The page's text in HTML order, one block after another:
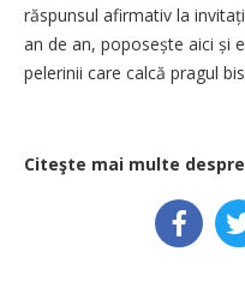
răspunsul afirmativ la
an de an, poposește aici și
pelerinii care calcă pragul
Citeşte mai multe